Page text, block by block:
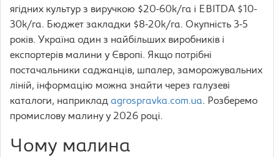
ягідних культур з виручкою $20-60k/га і EBITDA $10-
30k/га. Бюджет закладки $8-20k/га. Окупність 3-5
років. Україна один з найбільших виробників і
експортерів малини у Європі. Якщо потрібні
постачальники саджанців, шпалер, заморожувальних
ліній, інформацію можна знайти через галузеві
каталоги, наприклад agrospravka.com.ua. Розберемо
промислову малину у 2026 році.
Чому малина